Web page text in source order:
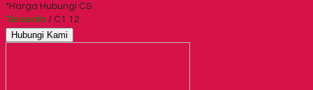
*Harga Hubungi CS
Tersedia / C1 12
Hubungi Kami